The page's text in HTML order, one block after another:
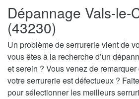
Dépannage Vals-le-
(43230)
Un problème de serrurerie vient de
vous êtes à la recherche d’un
et serein ? Vous venez de remarquer
votre serrurerie est défectueux ?
pour sélectionner les meilleurs